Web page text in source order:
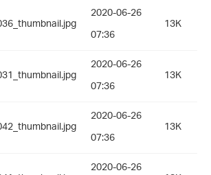
2020-06-26
07:36
13K
2020-06-26
07:36
13K
2020-06-26
07:36
13K
2020-06-26